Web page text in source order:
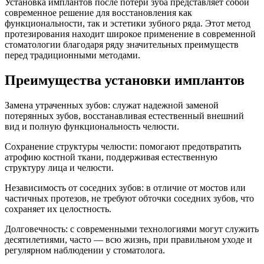
современное решение для восстановления как
функциональности, так и эстетики зубного ряда. Этот метод
протезирования находит широкое применение в современной
стоматологии благодаря ряду значительных преимуществ
перед традиционными методами.
Преимущества установки имплантов
Замена утраченных зубов: служат надежной заменой
потерянных зубов, восстанавливая естественный внешний
вид и полную функциональность челюсти.
Сохранение структуры челюсти: помогают предотвратить
атрофию костной ткани, поддерживая естественную
структуру лица и челюсти.
Независимость от соседних зубов: в отличие от мостов или
частичных протезов, не требуют обточки соседних зубов, что
сохраняет их целостность.
Долговечность: с современными технологиями могут служить
десятилетиями, часто — всю жизнь, при правильном уходе и
регулярном наблюдении у стоматолога.